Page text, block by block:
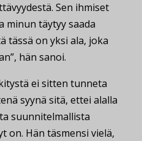
Sen ihmiset
minun täytyy saada
tässä on yksi ala, joka
hän sanoi.
ei sitten tunneta
syynä sitä, ettei alalla
suunnitelmallista
on. Hän täsmensi vielä,